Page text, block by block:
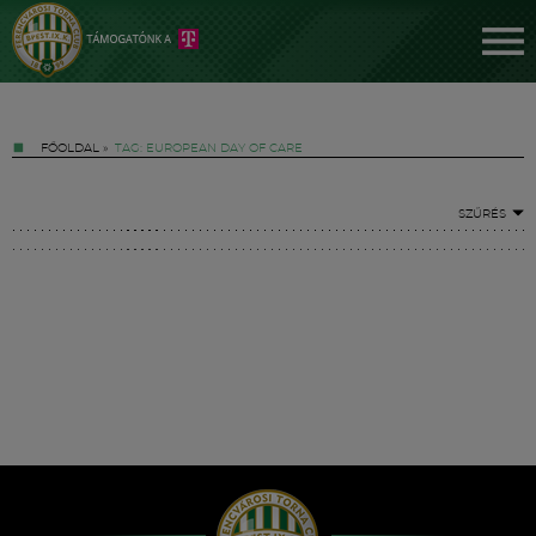
FŐOLDAL » TAG: EUROPEAN DAY OF CARE
SZŰRÉS
Hírek